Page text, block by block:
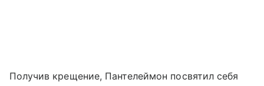
Получив крещение, Пантелеймон посвятил себя